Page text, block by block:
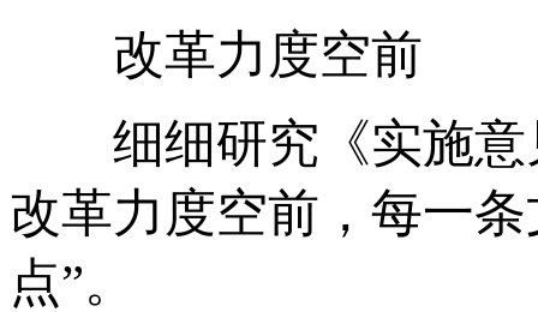
改革力度空前
细细研究《实施意
改革力度空前，每一
点”。